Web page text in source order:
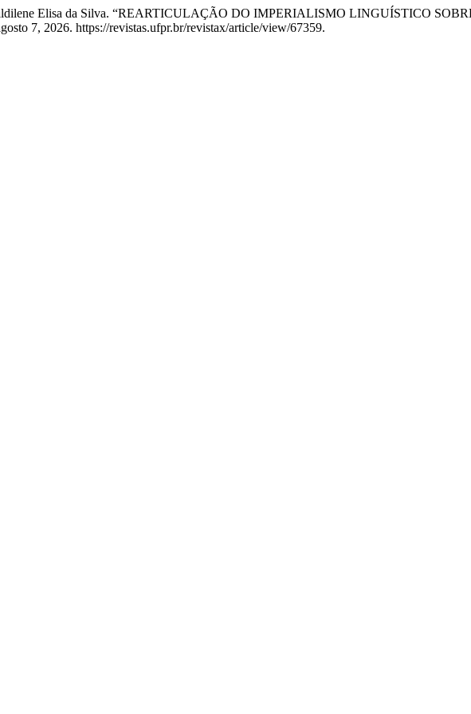
Elisa da Silva. “REARTICULAÇÃO DO IMPERIALISMO LINGUÍSTICO
7, 2026. https://revistas.ufpr.br/revistax/article/view/67359.